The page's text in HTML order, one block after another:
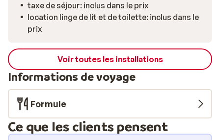
taxe de séjour: inclus dans le prix
location linge de lit et de toilette: inclus dans le
prix
Voir toutes les installations
Informations de voyage
Formule
Ce que les clients pensent